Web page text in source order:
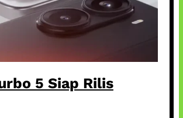
5 Siap Rilis